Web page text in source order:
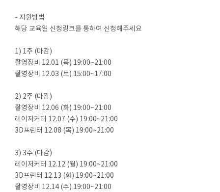
- 지원방법
해당 교육일 신청링크를 통하여 신청해주세요
1) 1주 (마감)
촬영장비 12.01 (목) 19:00~21:00
촬영장비 12.03 (토) 15:00~17:00
2) 2주 (마감)
촬영장비 12.06 (화) 19:00~21:00
레이저커터 12.07 (수) 19:00~21:00
3D프린터 12.08 (목) 19:00~21:00
3) 3주 (마감)
레이저커터 12.12 (월) 19:00~21:00
3D프린터 12.13 (화) 19:00~21:00
촬영장비 12.14 (수) 19:00~21:00